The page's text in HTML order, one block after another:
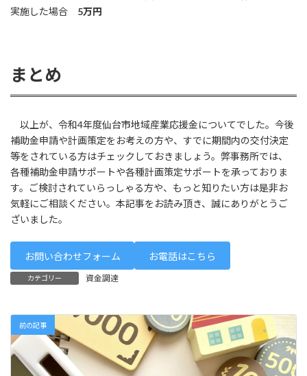
実施した場合 5万円
まとめ
以上が、令和4年度仙台市地域産業応援金についてでした。今後
補助金申請や計画策定をお考えの方や、すでに期間内の交付決定
等をされている方はチェックしておきましょう。弊事務所では、
各種補助金申請サポートや各種計画策定サポートを承っておりま
す。ご検討されていらっしゃる方や、もっと知りたい方は是非お
気軽にご相談ください。本記事をお読み頂き、誠にありがとうご
ざいました。
お問い合わせフォーム お電話はこちら
カテゴリー 資金調達
前の記事